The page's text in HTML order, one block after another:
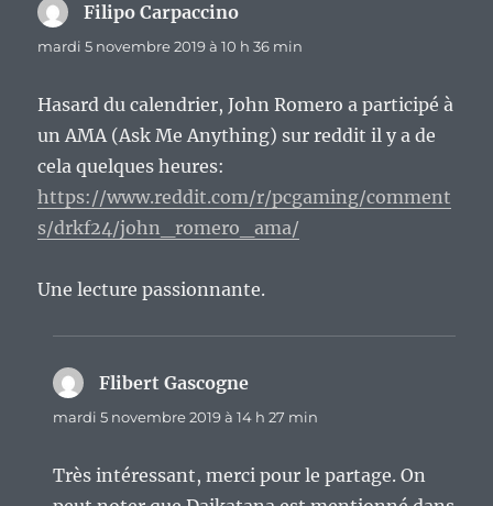
Filipo Carpaccino
mardi 5 novembre 2019 à 10 h 36 min
Hasard du calendrier, John Romero a participé à
un AMA (Ask Me Anything) sur reddit il y a de
cela quelques heures:
https://www.reddit.com/r/pcgaming/comment
s/drkf24/john_romero_ama/
Une lecture passionnante.
Flibert Gascogne
mardi 5 novembre 2019 à 14 h 27 min
Très intéressant, merci pour le partage. On